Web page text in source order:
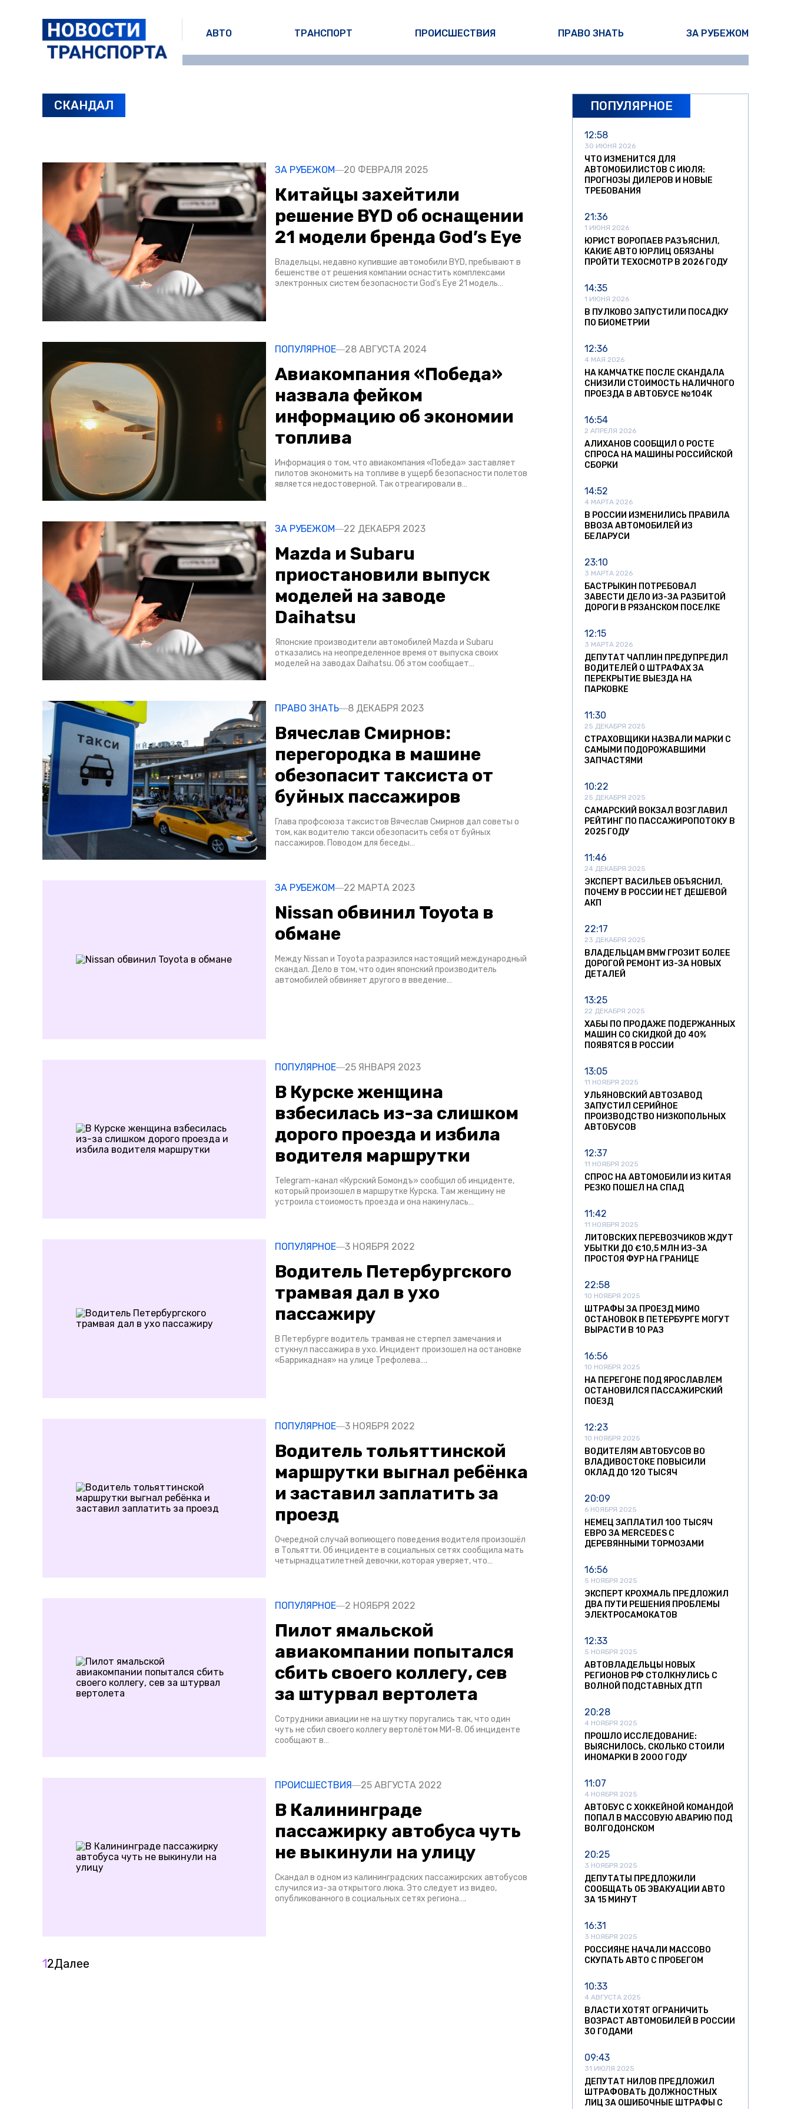
АВТО ТРАНСПОРТ ПРОИСШЕСТВИЯ ПРАВО ЗНАТЬ ЗА РУБЕЖОМ
СКАНДАЛ
ЗА РУБЕЖОМ 20 ФЕВРАЛЯ 2025
Китайцы захейтили
решение BYD об оснащении
21 модели бренда God’s Eye
Владельцы, недавно купившие автомобили BYD, пребывают в
бешенстве от решения компании оснастить комплексами
электронных систем безопасности God’s Eye 21 модель…
ПОПУЛЯРНОЕ 28 АВГУСТА 2024
Авиакомпания «Победа»
назвала фейком
информацию об экономии
топлива
Информация о том, что авиакомпания «Победа» заставляет
пилотов экономить на топливе в ущерб безопасности полетов
является недостоверной. Так отреагировали в…
ЗА РУБЕЖОМ 22 ДЕКАБРЯ 2023
Mazda и Subaru
приостановили выпуск
моделей на заводе
Daihatsu
Японские производители автомобилей Mazda и Subaru
отказались на неопределенное время от выпуска своих
моделей на заводах Daihatsu. Об этом сообщает…
ПРАВО ЗНАТЬ 8 ДЕКАБРЯ 2023
Вячеслав Смирнов:
перегородка в машине
обезопасит таксиста от
буйных пассажиров
Глава профсоюза таксистов Вячеслав Смирнов дал советы о
том, как водителю такси обезопасить себя от буйных
пассажиров. Поводом для беседы…
ЗА РУБЕЖОМ 22 МАРТА 2023
Nissan обвинил Toyota в
обмане
Между Nissan и Toyota разразился настоящий международный
скандал. Дело в том, что один японский производитель
автомобилей обвиняет другого в введение…
ПОПУЛЯРНОЕ 25 ЯНВАРЯ 2023
В Курске женщина
взбесилась из-за слишком
дорого проезда и избила
водителя маршрутки
Telegram-канал «Курский Бомондъ» сообщил об инциденте,
который произошел в маршрутке Курска. Там женщину не
устроила стоиомость проезда и она накинулась…
ПОПУЛЯРНОЕ 3 НОЯБРЯ 2022
Водитель Петербургского
трамвая дал в ухо
пассажиру
В Петербурге водитель трамвая не стерпел замечания и
стукнул пассажира в ухо. Инцидент произошел на остановке
«Баррикадная» на улице Трефолева….
ПОПУЛЯРНОЕ 3 НОЯБРЯ 2022
Водитель тольяттинской
маршрутки выгнал ребёнка
и заставил заплатить за
проезд
Очередной случай вопиющего поведения водителя произошёл
в Тольятти. Об инциденте в социальных сетях сообщила мать
четырнадцатилетней девочки, которая уверяет, что…
ПОПУЛЯРНОЕ 2 НОЯБРЯ 2022
Пилот ямальской
авиакомпании попытался
сбить своего коллегу, сев
за штурвал вертолета
Сотрудники авиации не на шутку поругались так, что один
чуть не сбил своего коллегу вертолётом МИ-8. Об инциденте
сообщают в…
ПРОИСШЕСТВИЯ 25 АВГУСТА 2022
В Калининграде
пассажирку автобуса чуть
не выкинули на улицу
Скандал в одном из калининградских пассажирских автобусов
случился из-за открытого люка. Это следует из видео,
опубликованного в социальных сетях региона….
12Далее
ПОПУЛЯРНОЕ
12:58
30 ИЮНЯ 2026
ЧТО ИЗМЕНИТСЯ ДЛЯ
АВТОМОБИЛИСТОВ С ИЮЛЯ:
ПРОГНОЗЫ ДИЛЕРОВ И НОВЫЕ
ТРЕБОВАНИЯ
21:36
1 ИЮНЯ 2026
ЮРИСТ ВОРОПАЕВ РАЗЪЯСНИЛ,
КАКИЕ АВТО ЮРЛИЦ ОБЯЗАНЫ
ПРОЙТИ ТЕХОСМОТР В 2026 ГОДУ
14:35
1 ИЮНЯ 2026
В ПУЛКОВО ЗАПУСТИЛИ ПОСАДКУ
ПО БИОМЕТРИИ
12:36
4 МАЯ 2026
НА КАМЧАТКЕ ПОСЛЕ СКАНДАЛА
СНИЗИЛИ СТОИМОСТЬ НАЛИЧНОГО
ПРОЕЗДА В АВТОБУСЕ №104К
16:54
2 АПРЕЛЯ 2026
АЛИХАНОВ СООБЩИЛ О РОСТЕ
СПРОСА НА МАШИНЫ РОССИЙСКОЙ
СБОРКИ
14:52
4 МАРТА 2026
В РОССИИ ИЗМЕНИЛИСЬ ПРАВИЛА
ВВОЗА АВТОМОБИЛЕЙ ИЗ
БЕЛАРУСИ
23:10
3 МАРТА 2026
БАСТРЫКИН ПОТРЕБОВАЛ
ЗАВЕСТИ ДЕЛО ИЗ-ЗА РАЗБИТОЙ
ДОРОГИ В РЯЗАНСКОМ ПОСЕЛКЕ
12:15
3 МАРТА 2026
ДЕПУТАТ ЧАПЛИН ПРЕДУПРЕДИЛ
ВОДИТЕЛЕЙ О ШТРАФАХ ЗА
ПЕРЕКРЫТИЕ ВЫЕЗДА НА
ПАРКОВКЕ
11:30
25 ДЕКАБРЯ 2025
СТРАХОВЩИКИ НАЗВАЛИ МАРКИ С
САМЫМИ ПОДОРОЖАВШИМИ
ЗАПЧАСТЯМИ
10:22
25 ДЕКАБРЯ 2025
САМАРСКИЙ ВОКЗАЛ ВОЗГЛАВИЛ
РЕЙТИНГ ПО ПАССАЖИРОПОТОКУ В
2025 ГОДУ
11:46
24 ДЕКАБРЯ 2025
ЭКСПЕРТ ВАСИЛЬЕВ ОБЪЯСНИЛ,
ПОЧЕМУ В РОССИИ НЕТ ДЕШЕВОЙ
АКП
22:17
23 ДЕКАБРЯ 2025
ВЛАДЕЛЬЦАМ BMW ГРОЗИТ БОЛЕЕ
ДОРОГОЙ РЕМОНТ ИЗ-ЗА НОВЫХ
ДЕТАЛЕЙ
13:25
22 ДЕКАБРЯ 2025
ХАБЫ ПО ПРОДАЖЕ ПОДЕРЖАННЫХ
МАШИН СО СКИДКОЙ ДО 40%
ПОЯВЯТСЯ В РОССИИ
13:05
11 НОЯБРЯ 2025
УЛЬЯНОВСКИЙ АВТОЗАВОД
ЗАПУСТИЛ СЕРИЙНОЕ
ПРОИЗВОДСТВО НИЗКОПОЛЬНЫХ
АВТОБУСОВ
12:37
11 НОЯБРЯ 2025
СПРОС НА АВТОМОБИЛИ ИЗ КИТАЯ
РЕЗКО ПОШЕЛ НА СПАД
11:42
11 НОЯБРЯ 2025
ЛИТОВСКИХ ПЕРЕВОЗЧИКОВ ЖДУТ
УБЫТКИ ДО €10,5 МЛН ИЗ-ЗА
ПРОСТОЯ ФУР НА ГРАНИЦЕ
22:58
10 НОЯБРЯ 2025
ШТРАФЫ ЗА ПРОЕЗД МИМО
ОСТАНОВОК В ПЕТЕРБУРГЕ МОГУТ
ВЫРАСТИ В 10 РАЗ
16:56
10 НОЯБРЯ 2025
НА ПЕРЕГОНЕ ПОД ЯРОСЛАВЛЕМ
ОСТАНОВИЛСЯ ПАССАЖИРСКИЙ
ПОЕЗД
12:23
10 НОЯБРЯ 2025
ВОДИТЕЛЯМ АВТОБУСОВ ВО
ВЛАДИВОСТОКЕ ПОВЫСИЛИ
ОКЛАД ДО 120 ТЫСЯЧ
20:09
6 НОЯБРЯ 2025
НЕМЕЦ ЗАПЛАТИЛ 100 ТЫСЯЧ
ЕВРО ЗА MERCEDES С
ДЕРЕВЯННЫМИ ТОРМОЗАМИ
16:56
5 НОЯБРЯ 2025
ЭКСПЕРТ КРОХМАЛЬ ПРЕДЛОЖИЛ
ДВА ПУТИ РЕШЕНИЯ ПРОБЛЕМЫ
ЭЛЕКТРОСАМОКАТОВ
12:33
5 НОЯБРЯ 2025
АВТОВЛАДЕЛЬЦЫ НОВЫХ
РЕГИОНОВ РФ СТОЛКНУЛИСЬ С
ВОЛНОЙ ПОДСТАВНЫХ ДТП
20:28
4 НОЯБРЯ 2025
ПРОШЛО ИССЛЕДОВАНИЕ:
ВЫЯСНИЛОСЬ, СКОЛЬКО СТОИЛИ
ИНОМАРКИ В 2000 ГОДУ
11:07
4 НОЯБРЯ 2025
АВТОБУС С ХОККЕЙНОЙ КОМАНДОЙ
ПОПАЛ В МАССОВУЮ АВАРИЮ ПОД
ВОЛГОДОНСКОМ
20:25
3 НОЯБРЯ 2025
ДЕПУТАТЫ ПРЕДЛОЖИЛИ
СООБЩАТЬ ОБ ЭВАКУАЦИИ АВТО
ЗА 15 МИНУТ
16:31
3 НОЯБРЯ 2025
РОССИЯНЕ НАЧАЛИ МАССОВО
СКУПАТЬ АВТО С ПРОБЕГОМ
10:33
4 АВГУСТА 2025
ВЛАСТИ ХОТЯТ ОГРАНИЧИТЬ
ВОЗРАСТ АВТОМОБИЛЕЙ В РОССИИ
30 ГОДАМИ
09:43
31 ИЮЛЯ 2025
ДЕПУТАТ НИЛОВ ПРЕДЛОЖИЛ
ШТРАФОВАТЬ ДОЛЖНОСТНЫХ
ЛИЦ ЗА ОШИБОЧНЫЕ ШТРАФЫ С